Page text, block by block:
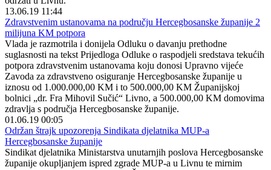
13.06.19 11:44
Zdravstvenim ustanovama na području Hercegbosanske županije 2
milijuna KM potpora
Vlada je razmotrila i donijela Odluku o davanju prethodne
suglasnosti na tekst Prijedloga Odluke o raspodjeli sredstava tekućih
potpora zdravstvenim ustanovama koju donosi Upravno vijeće
Zavoda za zdravstveno osiguranje Hercegbosanske županije u
iznosu od 1.000.000,00 KM i to 500.000,00 KM Županijskoj
bolnici „dr. Fra Mihovil Sučić“ Livno, a 500.000,00 KM domovima
zdravlja s područja Hercegbosanske županije.
01.06.19 00:05
Održan štrajk upozorenja Sindikata djelatnika MUP-a
Hercegbosanske županije
Sindikat djelatnika Ministarstva unutarnjih poslova Hercegbosanske
županije okupljanjem ispred zgrade MUP-a u Livnu te mirnim